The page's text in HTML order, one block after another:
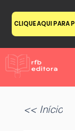
CLIQUE AQUI PARA
<< Início